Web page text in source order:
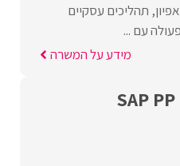
תהליכים עסקיים
עם ...
מידע על המשרה
SAP